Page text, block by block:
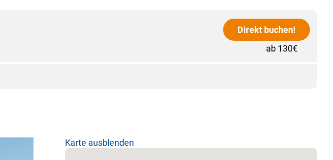
Direkt buchen!
ab 130€
Karte ausblenden